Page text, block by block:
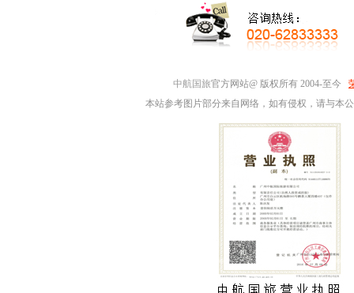
中航国旅官方网站@ 版权所有 2004-至今
本站参考图片部分来自网络，如有侵权，请与本